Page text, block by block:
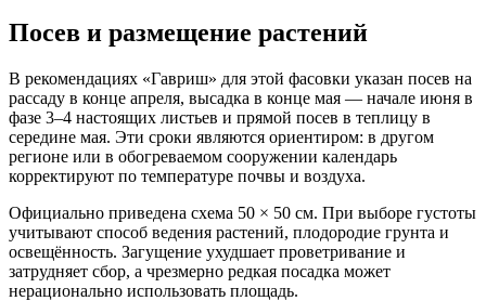
Посев и размещение растений
В рекомендациях «Гавриш» для этой фасовки указан посев на
рассаду в конце апреля, высадка в конце мая — начале июня в
фазе 3–4 настоящих листьев и прямой посев в теплицу в
середине мая. Эти сроки являются ориентиром: в другом
регионе или в обогреваемом сооружении календарь
корректируют по температуре почвы и воздуха.
Официально приведена схема 50 × 50 см. При выборе густоты
учитывают способ ведения растений, плодородие грунта и
освещённость. Загущение ухудшает проветривание и
затрудняет сбор, а чрезмерно редкая посадка может
нерационально использовать площадь.